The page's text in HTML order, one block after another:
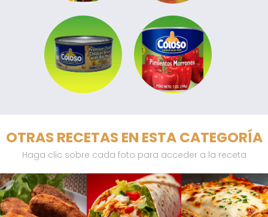
OTRAS RECETAS EN ESTA CATEGORÍA
Haga clic sobre cada foto para acceder a la receta